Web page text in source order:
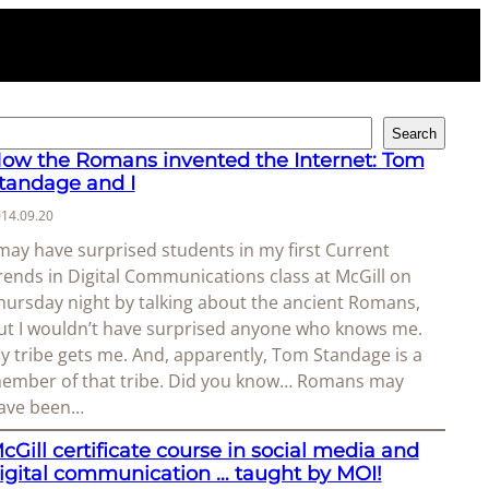
Search
the Romans invented the Internet: Tom
and I
have surprised students in my first Current
in Digital Communications class at McGill on
night by talking about the ancient Romans,
I wouldn’t have surprised anyone who knows me.
tribe gets me. And, apparently, Tom Standage is a
of that tribe. Did you know… Romans may
been…
certificate course in social media and
communication … taught by MOI!